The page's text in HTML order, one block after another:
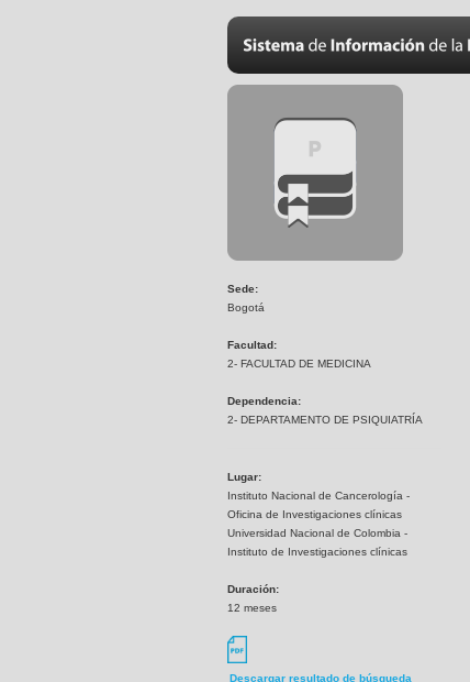
Sede:
Bogotá
Facultad:
2- FACULTAD DE MEDICINA
Dependencia:
2- DEPARTAMENTO DE PSIQUIATRÍA
Lugar:
Instituto Nacional de Cancerología -
Oficina de Investigaciones clínicas
Universidad Nacional de Colombia -
Instituto de Investigaciones clínicas
Duración:
12 meses
Descargar resultado de búsqueda